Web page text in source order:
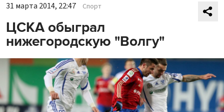
31 марта 2014, 22:47 Спорт
ЦСКА обыграл
нижегородскую "Волгу"